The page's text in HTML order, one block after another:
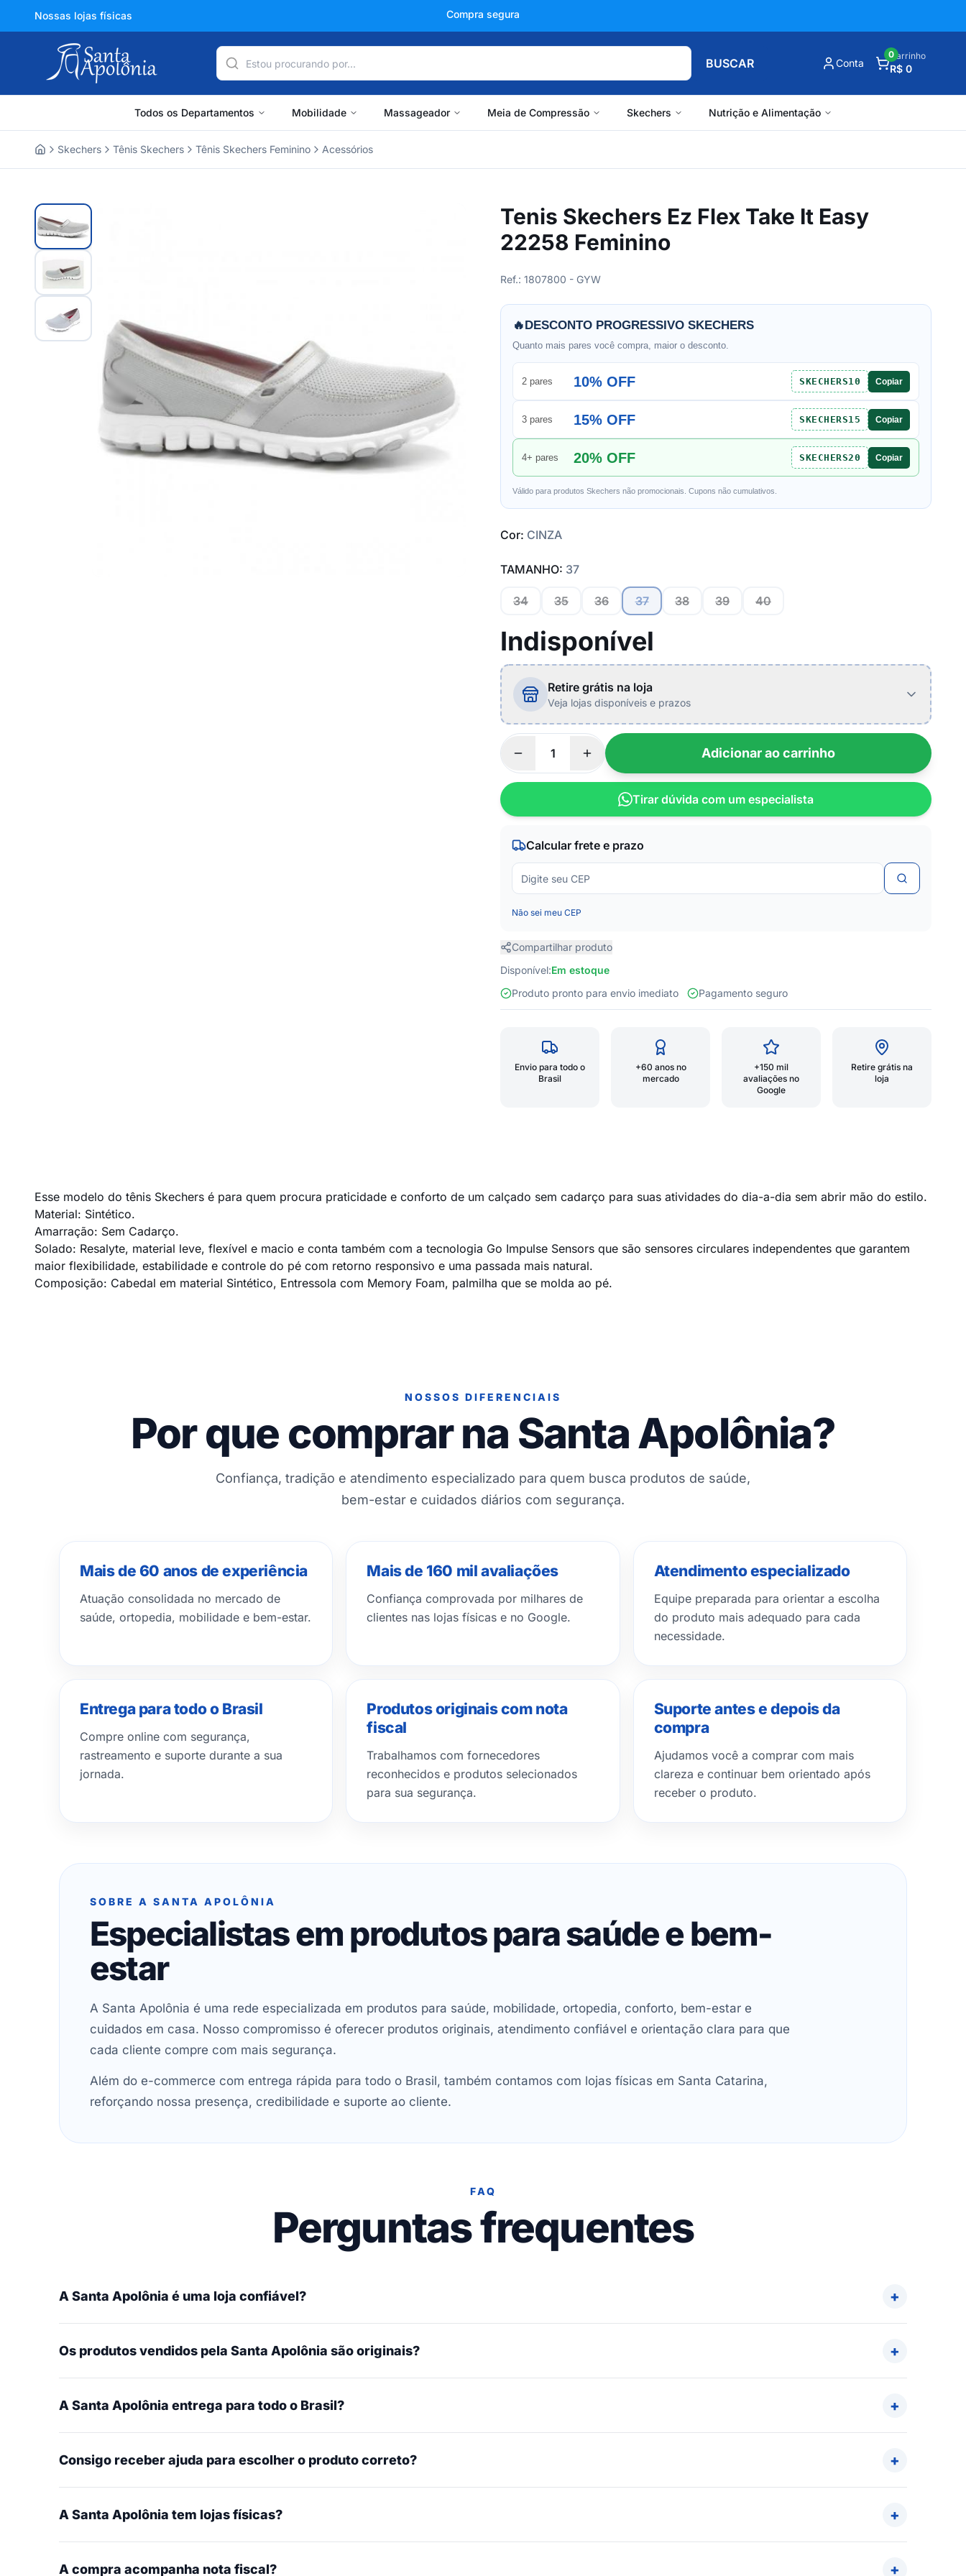
Nossas lojas físicas +150 mil avaliações
BUSCAR Conta
Carrinho
R$ 0
0
Todos os Departamentos Mobilidade Massageador Meia de Compressão Skechers Nutrição e Alimentação
Skechers Tênis Skechers Tênis Skechers Feminino Acessórios
Tenis Skechers Ez Flex Take It Easy
22258 Feminino
Ref.: 1807800 - GYW
🔥DESCONTO PROGRESSIVO SKECHERS
Quanto mais pares você compra, maior o desconto.
2 pares 10% OFF SKECHERS10 Copiar
3 pares 15% OFF SKECHERS15 Copiar
4+ pares 20% OFF SKECHERS20 Copiar
Válido para produtos Skechers não promocionais. Cupons não cumulativos.
Cor: CINZA
TAMANHO: 37
34 35 36 37 38 39 40
Indisponível
Retire grátis na loja
Veja lojas disponíveis e prazos
Adicionar ao carrinho
Tirar dúvida com um especialista
Calcular frete e prazo
Não sei meu CEP
Compartilhar produto
Disponível:Em estoque
Produto pronto para envio imediato
Pagamento seguro
Envio para todo o
Brasil
+60 anos no
mercado
+150 mil
avaliações no
Google
Retire grátis na
loja
Esse modelo do tênis Skechers é para quem procura praticidade e conforto de um calçado sem cadarço para suas atividades do dia-a-dia sem abrir mão do estilo.
Material: Sintético.
Amarração: Sem Cadarço.
Solado: Resalyte, material leve, flexível e macio e conta também com a tecnologia Go Impulse Sensors que são sensores circulares independentes que garantem
maior flexibilidade, estabilidade e controle do pé com retorno responsivo e uma passada mais natural.
Composição: Cabedal em material Sintético, Entressola com Memory Foam, palmilha que se molda ao pé.
NOSSOS DIFERENCIAIS
Por que comprar na Santa Apolônia?
Confiança, tradição e atendimento especializado para quem busca produtos de saúde,
bem-estar e cuidados diários com segurança.
Mais de 60 anos de experiência
Atuação consolidada no mercado de
saúde, ortopedia, mobilidade e bem-estar.
Mais de 160 mil avaliações
Confiança comprovada por milhares de
clientes nas lojas físicas e no Google.
Atendimento especializado
Equipe preparada para orientar a escolha
do produto mais adequado para cada
necessidade.
Entrega para todo o Brasil
Compre online com segurança,
rastreamento e suporte durante a sua
jornada.
Produtos originais com nota
fiscal
Trabalhamos com fornecedores
reconhecidos e produtos selecionados
para sua segurança.
Suporte antes e depois da
compra
Ajudamos você a comprar com mais
clareza e continuar bem orientado após
receber o produto.
SOBRE A SANTA APOLÔNIA
Especialistas em produtos para saúde e bem-
estar
A Santa Apolônia é uma rede especializada em produtos para saúde, mobilidade, ortopedia, conforto, bem-estar e
cuidados em casa. Nosso compromisso é oferecer produtos originais, atendimento confiável e orientação clara para que
cada cliente compre com mais segurança.
Além do e-commerce com entrega rápida para todo o Brasil, também contamos com lojas físicas em Santa Catarina,
reforçando nossa presença, credibilidade e suporte ao cliente.
FAQ
Perguntas frequentes
A Santa Apolônia é uma loja confiável?
Os produtos vendidos pela Santa Apolônia são originais?
A Santa Apolônia entrega para todo o Brasil?
Consigo receber ajuda para escolher o produto correto?
A Santa Apolônia tem lojas físicas?
A compra acompanha nota fiscal?